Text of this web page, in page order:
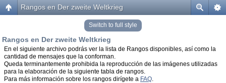
Rangos en Der zweite Weltkrieg
Switch to full style
Rangos en Der zweite Weltkrieg
En el siguiente archivo podrás ver la lista de Rangos disponibles, así como la
cantidad de mensajes que la conforman.
Queda terminantemente prohibida la reproducción de las imágenes utilizadas
para la elaboración de la siguiente tabla de rangos.
Para más información sobre los rangos dirígete a FAQ.